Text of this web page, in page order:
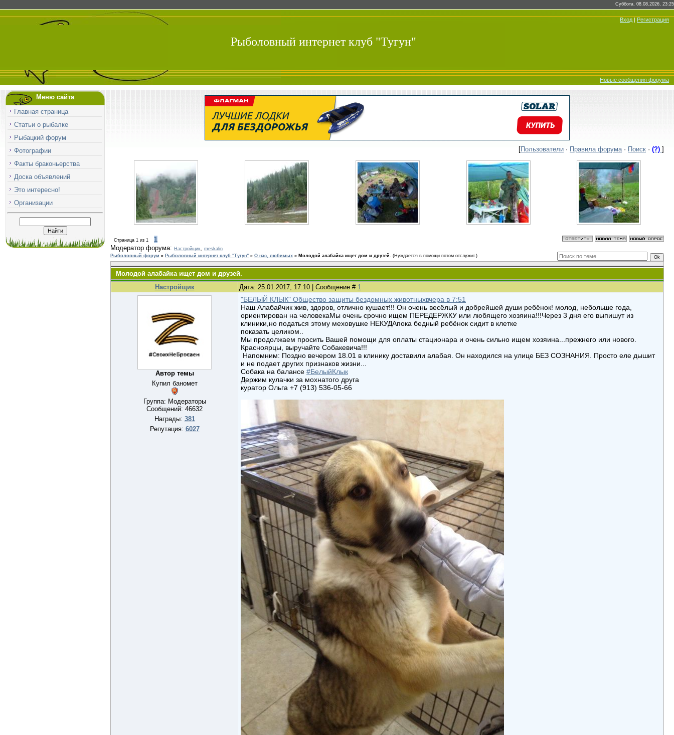
Суббота, 08.08.2026, 23:25
Вход | Регистрация
Рыболовный интернет клуб "Тугун"
Новые сообщения форума
Меню сайта
Главная страница
Статьи о рыбалке
Рыбацкий форум
Фотографии
Факты браконьерства
Доска объявлений
Это интересно!
Организации
[Пользователи · Правила форума· Поиск · (?) ]
Страница 1 из 1
1
Модератор форума: Настройщик, meskalin
Рыболовный форум » Рыболовный интернет клуб "Тугун" » О нас, любимых » Молодой алабайка ищет дом и друзей. (Нуждается в помощи потом отслужит.)
Молодой алабайка ищет дом и друзей.
Настройщик
Дата: 25.01.2017, 17:10 | Сообщение # 1
Автор темы
Купил баномет
Группа: Модераторы
Сообщений: 46632
Награды: 381
Репутация: 6027
"БЕЛЫЙ КЛЫК" Общество защиты бездомных животныхвчера в 7:51
Наш Алабайчик жив, здоров, отлично кушает!!! Он очень весёлый и добрейшей души ребёнок! молод, небольше года,
ориентирован на человекаМы очень срочно ищем ПЕРЕДЕРЖКУ или любящего хозяина!!!Через 3 дня его выпишут из
клиники,но податься этому меховушке НЕКУДАпока бедный ребёнок сидит в клетке
показать целиком..
Мы продолжаем просить Вашей помощи для оплаты стационара и очень сильно ищем хозяина...прежнего или нового.
Красноярцы, выручайте Собакевича!!!
Напомним: Поздно вечером 18.01 в клинику доставили алабая. Он находился на улице БЕЗ СОЗНАНИЯ. Просто еле дышит
и не подает других признаков жизни...
Собака на балансе #БелыйКлык
Держим кулачки за мохнатого друга
куратор Ольга +7 (913) 536-05-66